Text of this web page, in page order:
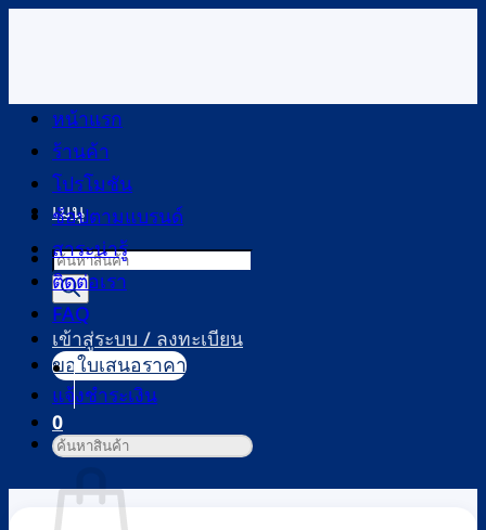
เนื้อหา
เมนู
Products
search
เข้าสู่ระบบ / ลงทะเบียน
0
ตะกร้าสินค้า
หน้าแรก
ร้านค้า
โปรโมชัน
ช้อปตามแบรนด์
สาระน่ารู้
ติดต่อเรา
FAQ
ขอใบเสนอราคา
แจ้งชำระเงิน
ค้นหา: